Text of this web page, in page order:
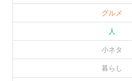
グルメ
人
小ネタ
暮らし